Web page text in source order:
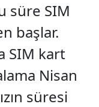
süre SIM
başlar.
SIM kart
Nisan
süresi